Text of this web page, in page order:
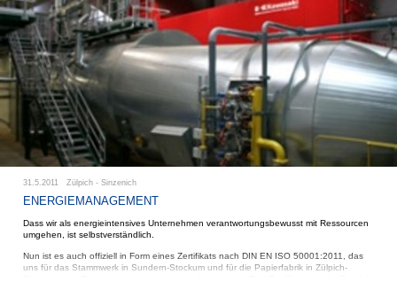
Tonnen CO2 reduziert.
31.5.2011 Zülpich - Sinzenich
ENERGIEMANAGEMENT
Dass wir als energieintensives Unternehmen verantwortungsbewusst mit Ressourcen
umgehen, ist selbstverständlich.
Nun ist es auch offiziell in Form eines Zertifikats nach DIN EN ISO 50001:2011, das
uns für das Stammwerk in Sundern-Stockum und für die Papierfabrik in Zülpich-